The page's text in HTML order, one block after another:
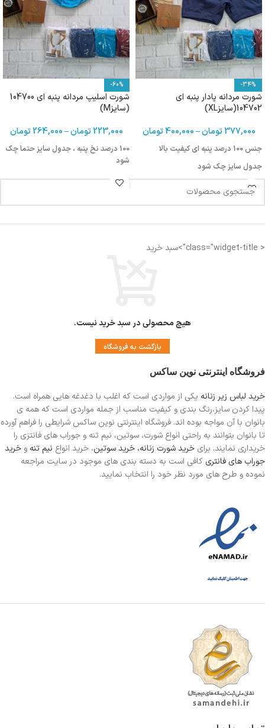
-34%
شورت مردانه پادار پنبه ای
104702(سایزXL)
377,000 تومان–
400,000تومان
جنس 100 درصد پنبه ای کیفیت بالا
جدول سایز چک شود
-60%
شورت اسلیپ مردانه پنبه ای 104700
(سایزM)
223,000 تومان–
264,000 تومان
100 درصد نخ پنبه ، جدول سایز حتما چک
شود
< class="widget-title">سبد خرید
هیچ محصولی در سبد خرید نیست.
بازگشت به فروشگاه
فروشگاه اینترنتی نوین ساکس
خرید لباس زیر زنانه یکی از مواردی است که اغلب با دغدغه هایی همراه است.
پیدا کردن سایز،رنگ بندی و کیفیت مناسب از جمله مواردی است که همه ی
بانوان با آن مواجه بوده اند. فروشگاه اینترنتی نوین ساکس شرایطی را فراهم آورده
تا بانوان بتوانند به راحتی انواع شورت، سوتین، نیم تنه و جوراب های فانتزی را
خریداری نمایند. برای خرید شورت زنانه، خرید سوتین، خرید انواع نیم تنه و خرید
جوراب های فانتری کافی است به دسته بندی های موجود در سایت مراجعه
نموده و طرح های مورد نظر خود را انتخاب نمایید.